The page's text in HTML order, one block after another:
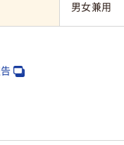
男女兼用